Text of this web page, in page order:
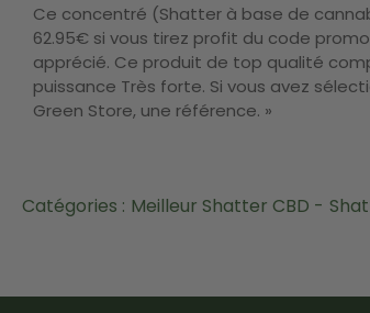
Ce concentré (Shatter à base de
62.95€ si vous tirez profit du code promo
apprécié. Ce produit de top qualité
puissance Très forte. Si vous avez
Green Store, une référence. »
Catégories : Meilleur Shatter CBD -